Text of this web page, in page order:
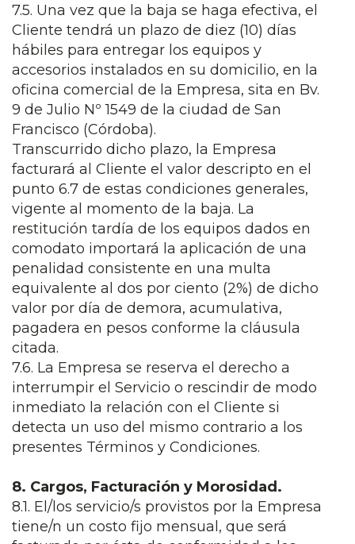
7.5. Una vez que la baja se haga efectiva, el
Cliente tendrá un plazo de diez (10) días
hábiles para entregar los equipos y
accesorios instalados en su domicilio, en la
oficina comercial de la Empresa, sita en Bv.
9 de Julio Nº 1549 de la ciudad de San
Francisco (Córdoba).
Transcurrido dicho plazo, la Empresa
facturará al Cliente el valor descripto en el
punto 6.7 de estas condiciones generales,
vigente al momento de la baja. La
restitución tardía de los equipos dados en
comodato importará la aplicación de una
penalidad consistente en una multa
equivalente al dos por ciento (2%) de dicho
valor por día de demora, acumulativa,
pagadera en pesos conforme la cláusula
citada.
7.6. La Empresa se reserva el derecho a
interrumpir el Servicio o rescindir de modo
inmediato la relación con el Cliente si
detecta un uso del mismo contrario a los
presentes Términos y Condiciones.
8. Cargos, Facturación y Morosidad.
8.1. El/los servicio/s provistos por la Empresa
tiene/n un costo fijo mensual, que será